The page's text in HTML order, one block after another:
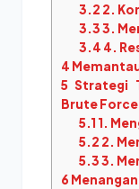
3.2 2.
3.33.
3.4 4.
4
5 Strategi
Brute Force
5.1 1.
5.2 2.
5.33.
6